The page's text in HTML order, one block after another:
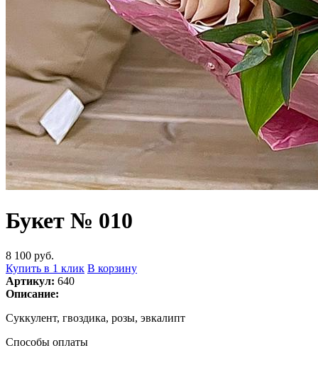
Букет № 010
8 100 руб.
Купить в 1 клик В корзину
Артикул: 640
Описание:
Суккулент, гвоздика, розы, эвкалипт
Способы оплаты